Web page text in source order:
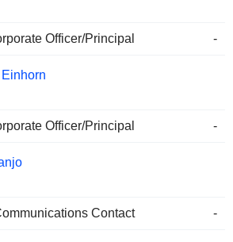
Officer/Principal -
Officer/Principal -
Contact -